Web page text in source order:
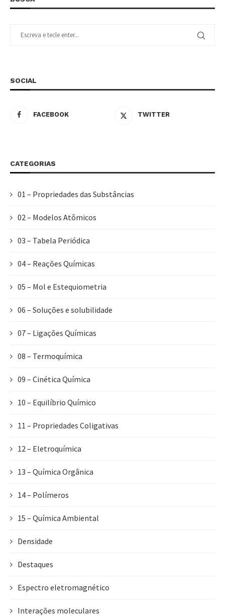
SOCIAL
FACEBOOK TWITTER
CATEGORIAS
01 – Propriedades das Substâncias
02 – Modelos Atômicos
03 – Tabela Periódica
04 – Reações Químicas
05 – Mol e Estequiometria
06 – Soluções e solubilidade
07 – Ligações Químicas
08 – Termoquímica
09 – Cinética Química
10 – Equilíbrio Químico
11 – Propriedades Coligativas
12 – Eletroquímica
13 – Química Orgânica
14 – Polímeros
15 – Química Ambiental
Densidade
Destaques
Espectro eletromagnético
Interações moleculares